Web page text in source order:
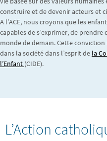
construire et de devenir acteurs et
A l’ACE, nous croyons que les
capables de s’exprimer, de
monde de demain. Cette conviction
dans la société dans l’esprit de la
l’Enfant (CIDE).
L’Action